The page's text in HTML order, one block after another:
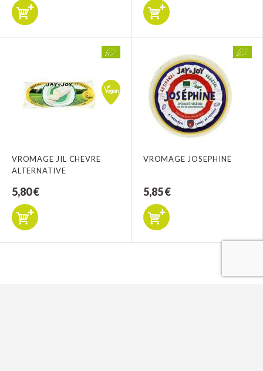
VROMAGE JIL CHEVRE
ALTERNATIVE
5,80 €
VROMAGE JOSEPHINE
5,85 €